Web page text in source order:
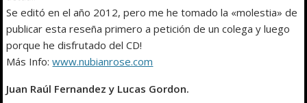
Se editó en el año 2012, pero me he tomado la «molestia» de
publicar esta reseña primero a petición de un colega y luego
porque he disfrutado del CD!
Más Info:www.nubianrose.com
Juan Raúl Fernandez y Lucas Gordon.